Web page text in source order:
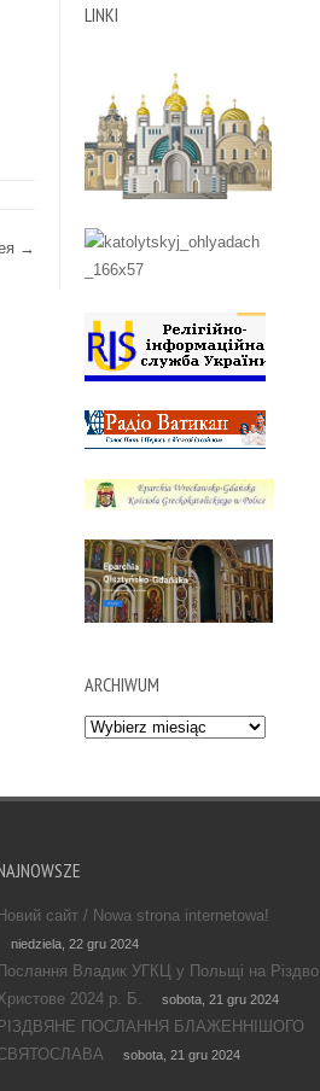
→
LINKI
ARCHIWUM
Archiwum
сайт / Nowa strona internetowa!
niedziela, 22 gru 2024
Владик УГКЦ у Польщі на Різдво
2024 р. Б.
sobota, 21 gru 2024
ПОСЛАННЯ БЛАЖЕННІШОГО
sobota, 21 gru 2024